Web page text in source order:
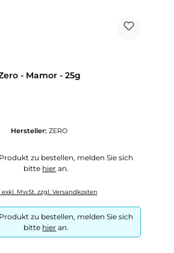
- Mamor - 25g
Hersteller: ZERO
zu bestellen, melden Sie sich
bitte hier an.
exkl. MwSt. zzgl. Versandkosten
zu bestellen, melden Sie sich
bitte hier an.